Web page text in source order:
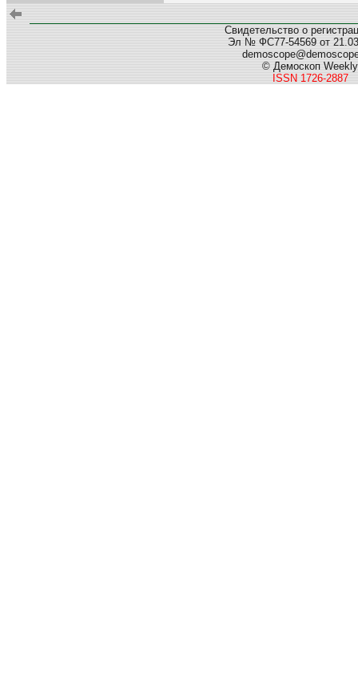
Свидетельство о
Эл № ФС77-54569 от
© Демоскоп Weekly
ISSN 1726-2887